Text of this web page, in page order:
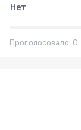
Нет
Проголосовало: 0